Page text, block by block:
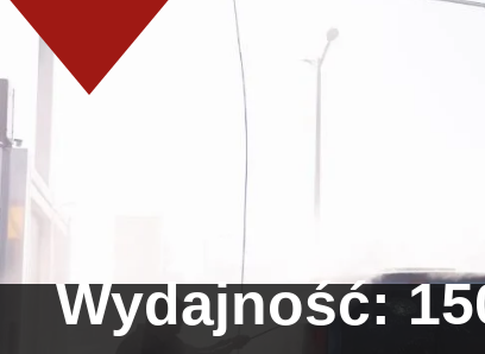
Wydajność: